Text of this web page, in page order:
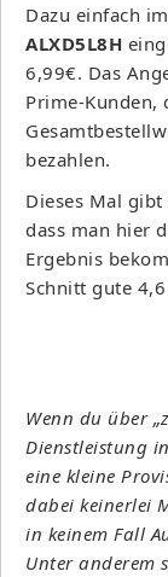
Dazu einfach
ALXD5L8H
6,99€. Das
Prime-Kunden,
bezahlen.
Dieses Mal
dass man hier
Ergebnis
Schnitt gute
Wenn du über
Dienstleistung
eine kleine
dabei keinerlei
in keinem Fall
Unter anderem